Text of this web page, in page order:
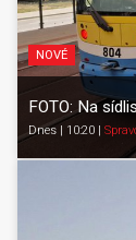
NOVÉ
FOTO: Na
Dnes | 10:20